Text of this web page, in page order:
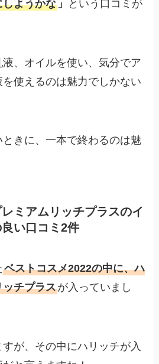
しようかな 」
という口コミが
、オイルを使い、気分でア
使えるのは魅力でしかない
きに、一本で終わるのは魅
ミアムリッチプラスのイ
い口コミ2件
ベストコスメ2022の中に、ハ
ッチプラスが入っていまし
が、その中にハリッチが入